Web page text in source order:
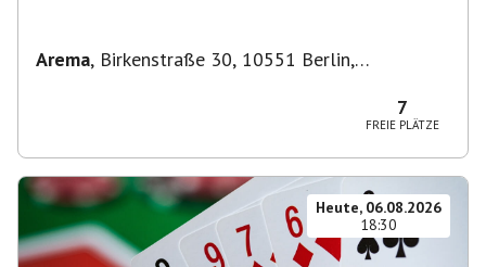
Arema, Birkenstraße 30, 10551 Berlin,
7
FREIE PLÄTZE
Heute, 06.08.2026
18:30